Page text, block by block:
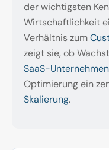
der wichtigsten
Wirtschaftlichkeit
Verhältnis zum
zeigt sie, ob
SaaS-Unternehmen
Optimierung ein
Skalierung.